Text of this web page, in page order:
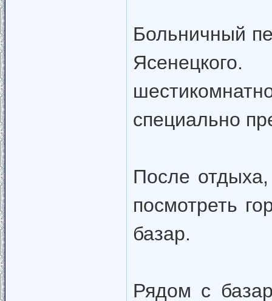
Больничный
специально
После
посмотреть
базар.
Рядом с